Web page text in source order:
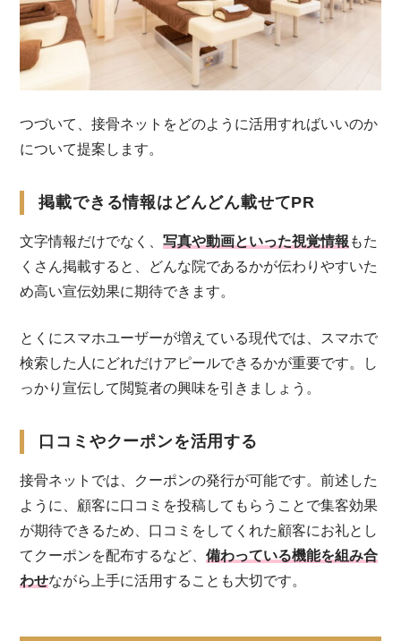
つづいて、接骨ネットをどのように活用すればいいのか
について提案します。
掲載できる情報はどんどん載せてPR
文字情報だけでなく、写真や動画といった視覚情報 もた
くさん掲載すると、どんな院であるかが伝わりやすいた
め高い宣伝効果に期待できます。
とくにスマホユーザーが増えている現代では、スマホで
検索した人にどれだけアピールできるかが重要です。し
っかり宣伝して閲覧者の興味を引きましょう。
口コミやクーポンを活用する
接骨ネットでは、クーポンの発行が可能です。前述した
ように、顧客に口コミを投稿してもらうことで集客効果
が期待できるため、口コミをしてくれた顧客にお礼とし
てクーポンを配布するなど、備わっている機能を組み合
わせながら上手に活用することも大切です。